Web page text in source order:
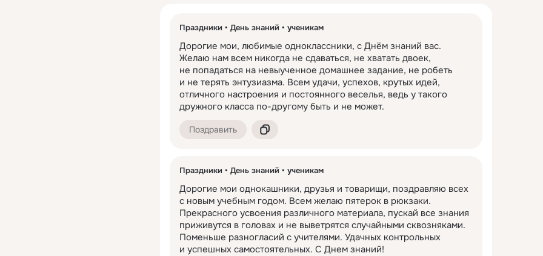
Праздники День знаний ученикам
Дорогие мои, любимые одноклассники, с Днём знаний вас.
Желаю нам всем никогда не сдаваться, не хватать двоек,
не попадаться на невыученное домашнее задание, не робеть
и не терять энтузиазма. Всем удачи, успехов, крутых идей,
отличного настроения и постоянного веселья, ведь у такого
дружного класса по-другому быть и не может.
Поздравить
Праздники День знаний ученикам
Дорогие мои однокашники, друзья и товарищи, поздравляю всех
с новым учебным годом. Всем желаю пятерок в рюкзаки.
Прекрасного усвоения различного материала, пускай все знания
приживутся в головах и не выветрятся случайными сквозняками.
Поменьше разногласий с учителями. Удачных контрольных
и успешных самостоятельных. С Днем знаний!